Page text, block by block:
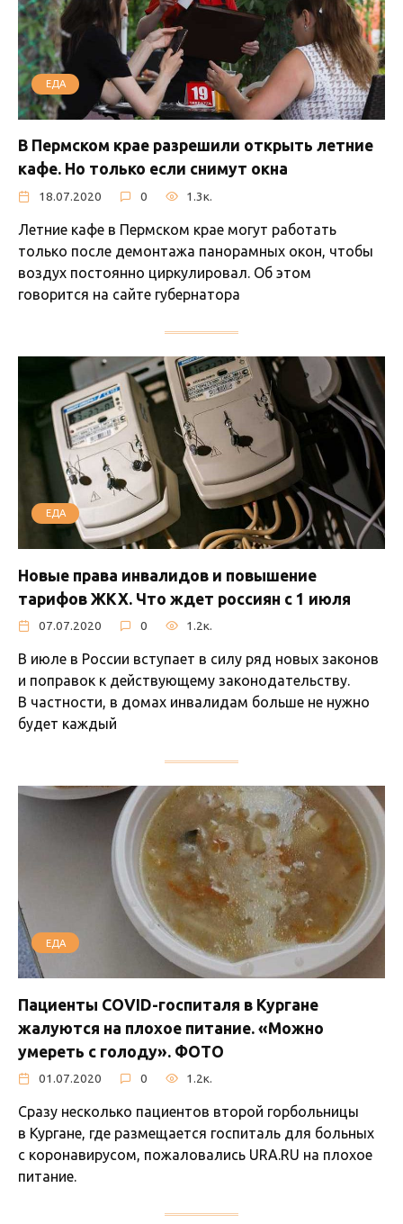
ЕДА
В Пермском крае разрешили открыть летние
кафе. Но только если снимут окна
18.07.2020 0 1.3к.
Летние кафе в Пермском крае могут работать
только после демонтажа панорамных окон, чтобы
воздух постоянно циркулировал. Об этом
говорится на сайте губернатора
ЕДА
Новые права инвалидов и повышение
тарифов ЖКХ. Что ждет россиян с 1 июля
07.07.2020 0 1.2к.
В июле в России вступает в силу ряд новых законов
и поправок к действующему законодательству.
В частности, в домах инвалидам больше не нужно
будет каждый
ЕДА
Пациенты COVID-госпиталя в Кургане
жалуются на плохое питание. «Можно
умереть с голоду». ФОТО
01.07.2020 0 1.2к.
Сразу несколько пациентов второй горбольницы
в Кургане, где размещается госпиталь для больных
с коронавирусом, пожаловались URA.RU на плохое
питание.